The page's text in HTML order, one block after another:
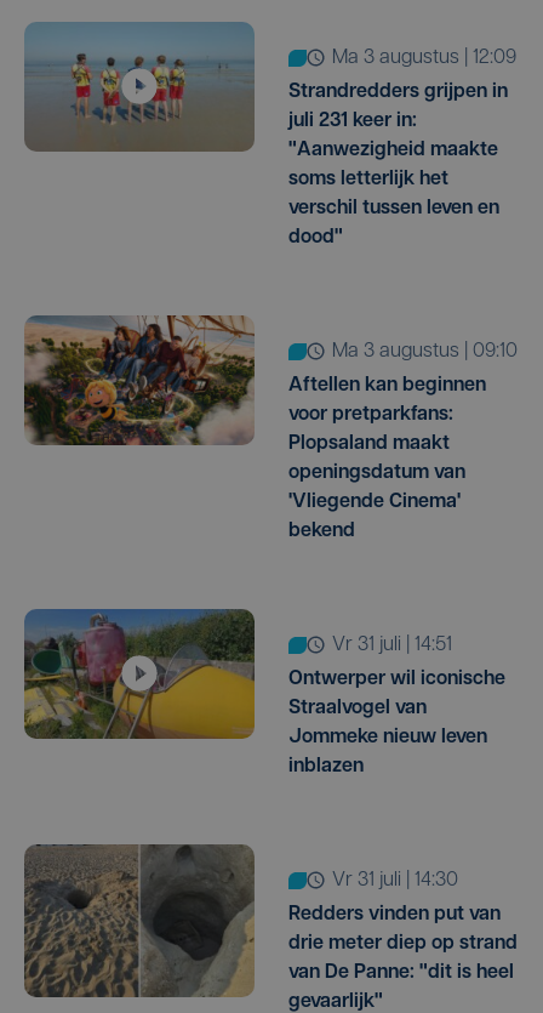
ma 3 augustus | 12:09
Strandredders grijpen in
juli 231 keer in:
"Aanwezigheid maakte
soms letterlijk het
verschil tussen leven en
dood"
ma 3 augustus | 09:10
Aftellen kan beginnen
voor pretparkfans:
Plopsaland maakt
openingsdatum van
'Vliegende Cinema'
bekend
vr 31 juli | 14:51
Ontwerper wil iconische
Straalvogel van
Jommeke nieuw leven
inblazen
vr 31 juli | 14:30
Redders vinden put van
drie meter diep op strand
van De Panne: "dit is heel
gevaarlijk"